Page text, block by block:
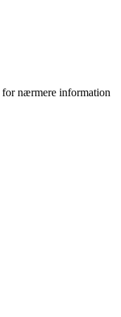
for nærmere information